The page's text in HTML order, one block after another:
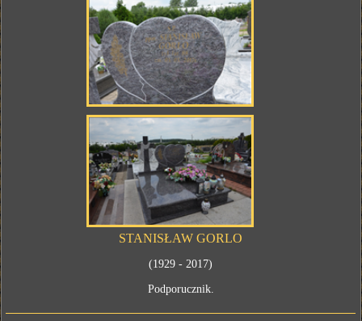
STANISŁAW GORLO
(1929 - 2017)
Podporucznik.